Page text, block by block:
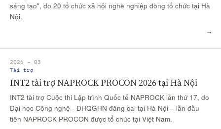
sáng tạo", do 20 tổ chức xã hội nghề nghiệp đồng tổ chức tại Hà
Nội.
→
2026 – 03
Tài trợ
INT2 tài trợ NAPROCK PROCON 2026 tại Hà Nội
INT2 tài trợ Cuộc thi Lập trình Quốc tế NAPROCK lần thứ 17, do
Đại học Công nghệ - ĐHQGHN đăng cai tại Hà Nội – lần đầu
tiên NAPROCK PROCON được tổ chức tại Việt Nam.